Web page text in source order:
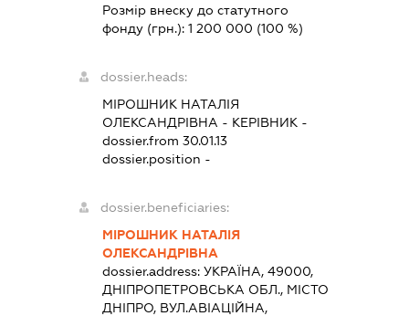
Розмір внеску до статутного
фонду (грн.): 1 200 000 (100 %)
dossier.heads:
МІРОШНИК НАТАЛІЯ
ОЛЕКСАНДРІВНА - КЕРІВНИК -
dossier.from 30.01.13
dossier.position -
dossier.beneficiaries:
МІРОШНИК НАТАЛІЯ
ОЛЕКСАНДРІВНА
dossier.address: УКРАЇНА, 49000,
ДНІПРОПЕТРОВСЬКА ОБЛ., МІСТО
ДНІПРО, ВУЛ.АВІАЦІЙНА,